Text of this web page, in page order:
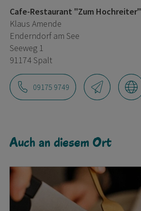
Cafe-Restaurant "Zum Hochreiter"
Klaus Amende
Enderndorf am See
Seeweg 1
91174 Spalt
09175 9749
Auch an diesem Ort